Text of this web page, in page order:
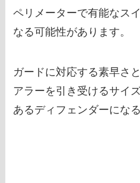
ペリメーターで有能なス
なる可能性があります。
ガードに対応する素早さ
アラーを引き受けるサイ
あるディフェンダーにな